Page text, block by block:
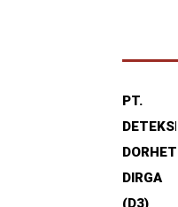
PT.
DETEKSI
DORHETA
DIRGA
(D3)